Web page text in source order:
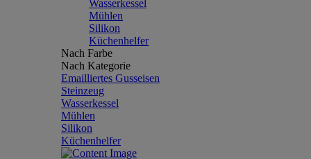
Wasserkessel
Mühlen
Silikon
Küchenhelfer
Nach Farbe
Nach Kategorie
Emailliertes Gusseisen
Steinzeug
Wasserkessel
Mühlen
Silikon
Küchenhelfer